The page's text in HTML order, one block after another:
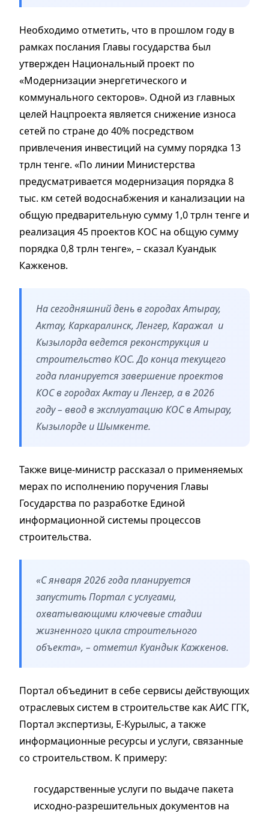
Необходимо отметить, что в прошлом году в
рамках послания Главы государства был
утвержден Национальный проект по
«Модернизации энергетического и
коммунального секторов». Одной из главных
целей Нацпроекта является снижение износа
сетей по стране до 40% посредством
привлечения инвестиций на сумму порядка 13
трлн тенге. «По линии Министерства
предусматривается модернизация порядка 8
тыс. км сетей водоснабжения и канализации на
общую предварительную сумму 1,0 трлн тенге и
реализация 45 проектов КОС на общую сумму
порядка 0,8 трлн тенге», – сказал Куандык
Кажкенов.
На сегодняшний день в городах Атырау,
Актау, Каркаралинск, Ленгер, Каражал и
Кызылорда ведется реконструкция и
строительство КОС. До конца текущего
года планируется завершение проектов
КОС в городах Актау и Ленгер, а в 2026
году – ввод в эксплуатацию КОС в Атырау,
Кызылорде и Шымкенте.
Также вице-министр рассказал о применяемых
мерах по исполнению поручения Главы
Государства по разработке Единой
информационной системы процессов
строительства.
«С января 2026 года планируется
запустить Портал с услугами,
охватывающими ключевые стадии
жизненного цикла строительного
объекта», – отметил Куандык Кажкенов.
Портал объединит в себе сервисы действующих
отраслевых систем в строительстве как АИС ГГК,
Портал экспертизы, Е-Курылыс, а также
информационные ресурсы и услуги, связанные
со строительством. К примеру:
государственные услуги по выдаче пакета
исходно-разрешительных документов на